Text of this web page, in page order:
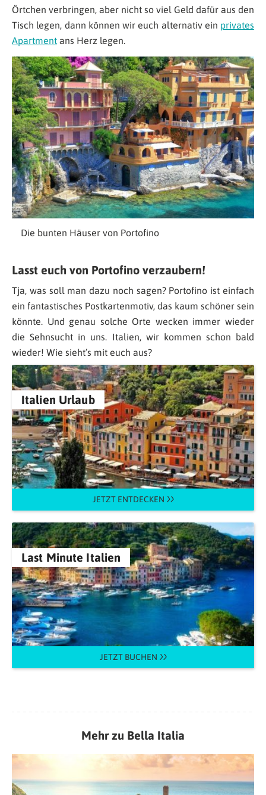
Örtchen verbringen, aber nicht so viel Geld dafür aus den
Tisch legen, dann können wir euch alternativ ein privates
Apartment ans Herz legen.
Die bunten Häuser von Portofino
Lasst euch von Portofino verzaubern!
Tja, was soll man dazu noch sagen? Portofino ist einfach
ein fantastisches Postkartenmotiv, das kaum schöner sein
könnte. Und genau solche Orte wecken immer wieder
die Sehnsucht in uns. Italien, wir kommen schon bald
wieder! Wie sieht’s mit euch aus?
Italien Urlaub
JETZT ENTDECKEN
Last Minute Italien
JETZT BUCHEN
Mehr zu Bella Italia